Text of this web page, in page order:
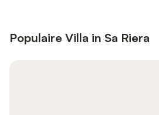
Populaire Villa in Sa Riera